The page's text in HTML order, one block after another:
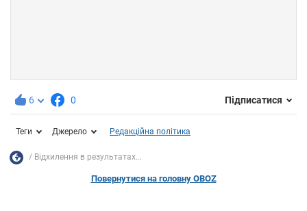
6 0 Підписатися
Теги Джерело Редакційна політика
Відхилення в результатах...
Повернутися на головну OBOZ